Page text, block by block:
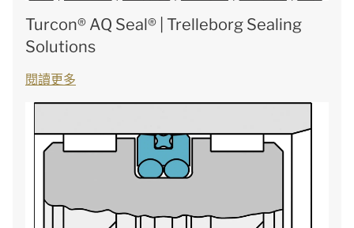
Turcon® AQ Seal® | Trelleborg Sealing
Solutions
閱讀更多